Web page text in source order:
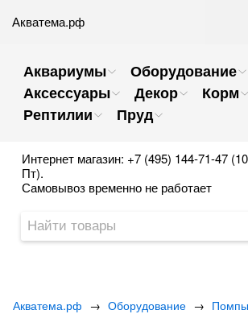
Акватема.рф
Аквариумы
Оборудование
Аксессуары
Декор Корм
Рептилии
Пруд
Интернет магазин: +7 (495) 144-71-47
Пт).
Самовывоз временно не работает
Акватема.рф → Оборудование →